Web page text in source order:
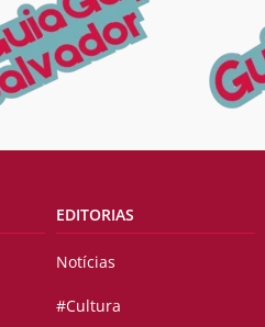
EDITORIAS
Notícias
#Cultura